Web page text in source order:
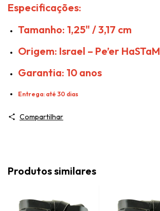
Especificações:
Tamanho: 1,25" / 3,17 cm
Origem: Israel – Pe’er HaSTaM
Garantia: 10 anos
Entrega: até 30 dias
Compartilhar
Produtos similares